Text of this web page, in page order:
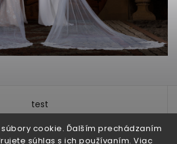
cookie. Ďalším prechádzaním
súhlas s ich používaním. Viac
test